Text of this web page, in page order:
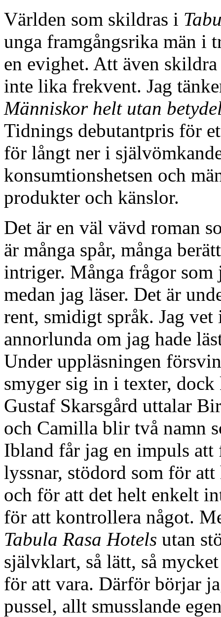
Världen som skildras i
unga framgångsrika män i
en evighet. Att även
inte lika frekvent. Jag
Människor helt utan
Tidnings debutantpris för
för långt ner i
konsumtionshetsen och
produkter och känslor.
Det är en väl vävd roman
är många spår, många
intriger. Många frågor som
medan jag läser. Det är
rent, smidigt språk. Jag
annorlunda om jag hade
Under uppläsningen
smyger sig in i texter,
Gustaf Skarsgård uttalar
och Camilla blir två namn
Ibland får jag en impuls att
lyssnar, stödord som för
och för att det helt enkelt
för att kontrollera något.
Tabula Rasa Hotels utan
självklart, så lätt, så
för att vara. Därför börjar
pussel, allt smusslande